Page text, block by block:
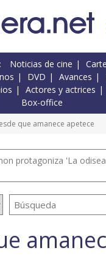
Noticias de cine
DVD Avances
Actores y actrices
Box-office
que amanece apetece
protagoniza 'La